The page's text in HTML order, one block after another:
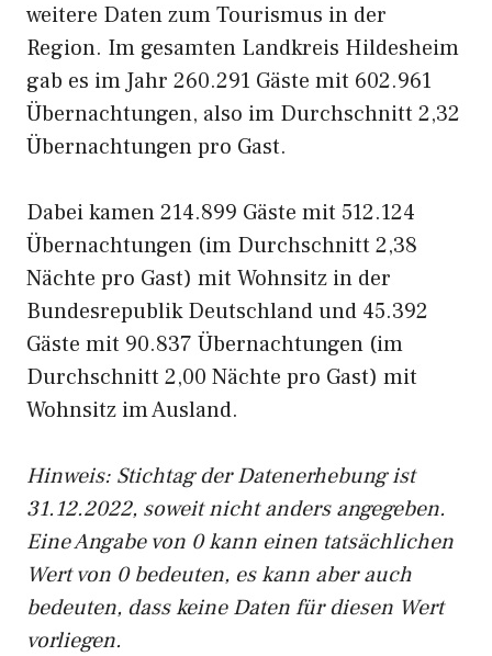
weitere Daten zum Tourismus in der
Region. Im gesamten Landkreis Hildesheim
gab es im Jahr 260.291 Gäste mit 602.961
Übernachtungen, also im Durchschnitt 2,32
Übernachtungen pro Gast.
Dabei kamen 214.899 Gäste mit 512.124
Übernachtungen (im Durchschnitt 2,38
Nächte pro Gast) mit Wohnsitz in der
Bundesrepublik Deutschland und 45.392
Gäste mit 90.837 Übernachtungen (im
Durchschnitt 2,00 Nächte pro Gast) mit
Wohnsitz im Ausland.
Hinweis: Stichtag der Datenerhebung ist
31.12.2022, soweit nicht anders angegeben.
Eine Angabe von 0 kann einen tatsächlichen
Wert von 0 bedeuten, es kann aber auch
bedeuten, dass keine Daten für diesen Wert
vorliegen.